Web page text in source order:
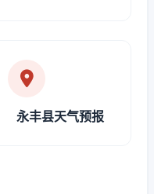
永丰县天气预报